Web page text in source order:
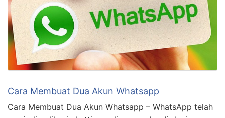
Cara Membuat Dua Akun Whatsapp
Cara Membuat Dua Akun Whatsapp – WhatsApp telah